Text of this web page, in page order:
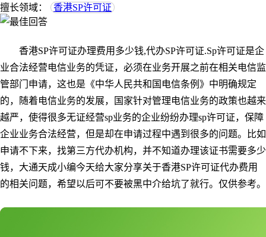
擅长领域： 香港SP许可证
香港SP许可证办理费用多少钱,代办SP许可证.Sp许可证是企
业合法经营电信业务的凭证，必须在业务开展之前在相关电信监
管部门申请，这也是《中华人民共和国电信条例》中明确规定
的，随着电信业务的发展，国家针对管理电信业务的政策也越来
越严，使得很多无证经营sp业务的企业纷纷办理sp许可证，保障
企业业务合法经营，但是却在申请过程中遇到很多的问题。比如
申请不下来，找第三方代办机构，并不知道办理该证书需要多少
钱，大通天成小编今天给大家分享关于香港SP许可证代办费用
的相关问题，希望以后可不要被黑中介给坑了就行。仅供参考。